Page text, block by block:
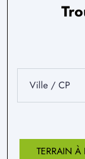
TERRAIN À